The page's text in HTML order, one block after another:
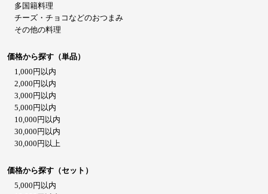
多国籍料理
チーズ・チョコなどのおつまみ
その他の料理
価格から探す（単品）
1,000円以内
2,000円以内
3,000円以内
5,000円以内
10,000円以内
30,000円以内
30,000円以上
価格から探す（セット）
5,000円以内